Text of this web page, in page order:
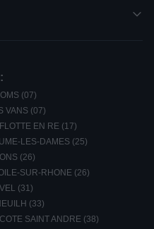
(07)
VANS (07)
EN RE (17)
LES-DAMES (25)
(26)
SUR-RHONE (26)
(31)
(33)
SAINT ANDRE (38)